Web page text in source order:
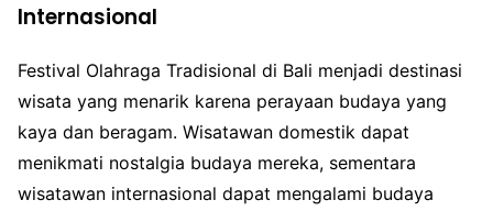
Internasional
Festival Olahraga Tradisional di Bali menjadi destinasi
wisata yang menarik karena perayaan budaya yang
kaya dan beragam. Wisatawan domestik dapat
menikmati nostalgia budaya mereka, sementara
wisatawan internasional dapat mengalami budaya